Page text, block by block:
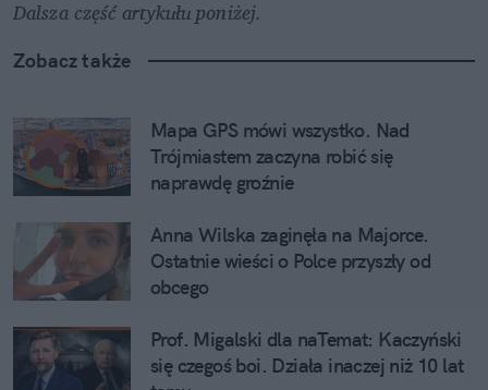
Dalsza część artykułu poniżej.
Zobacz także
Mapa GPS mówi wszystko. Nad
Trójmiastem zaczyna robić się
naprawdę groźnie
Anna Wilska zaginęła na Majorce.
Ostatnie wieści o Polce przyszły od
obcego
Prof. Migalski dla naTemat: Kaczyński
się czegoś boi. Działa inaczej niż 10 lat